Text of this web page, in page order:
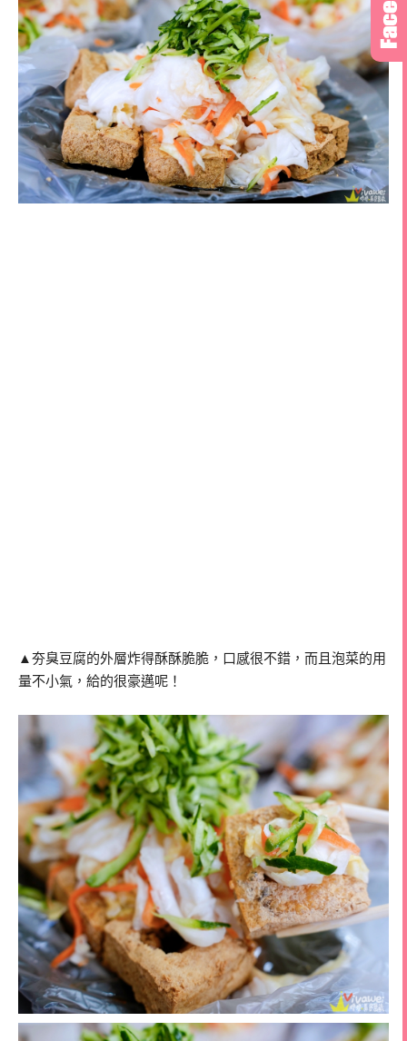
▲夯臭豆腐的外層炸得酥酥脆脆，口感很不錯，而且泡菜的用
量不小氣，給的很豪邁呢！